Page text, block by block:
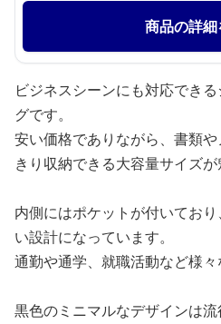
商品の詳細
ビジネスシーンにも対応でき
グです。
安い価格でありながら、書類
きり収納できる大容量サイズが
内側にはポケットが付いてお
い設計になっています。
通勤や通学、就職活動など様々
黒色のミニマルなデザインは